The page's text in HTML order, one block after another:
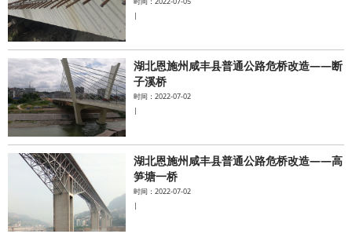
新能源系统
案例中心
|
湖北恩施州咸丰县普通公路危桥改造——断
子溪桥
时间：2022-07-02
|
湖北恩施州咸丰县普通公路危桥改造——高
笋塘一桥
时间：2022-07-02
|